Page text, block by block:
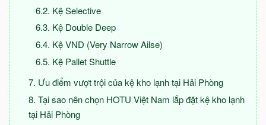
Kệ Selective
Kệ Double Deep
Kệ VND (Very Narrow Ailse)
Kệ Pallet Shuttle
Ưu điểm vượt trội của kệ kho lạnh tại Hải Phòng
Tại sao nên chọn HOTU Việt Nam lắp đặt kệ kho lạnh
tại Hải Phòng